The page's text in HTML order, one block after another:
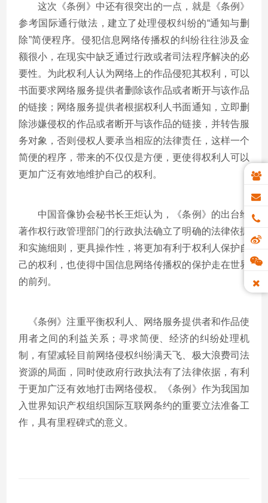
这次《条例》中还有很突出的一点，就是《条例》
参考国际通行做法，建立了处理侵权纠纷的“通知与删
除”简便程序。侵犯信息网络传播权的纠纷往往涉及金
额很小，在现实中缺乏通过行政或者司法程序解决的必
要性。为此权利人认为网络上的作品侵犯其权利，可以
书面要求网络服务提供者删除该作品或者断开与该作品
的链接；网络服务提供者根据权利人书面通知，立即删
除涉嫌侵权的作品或者断开与该作品的链接，并转告服
务对象，否则侵权人要承当相应的法律责任，这样一个
简便的程序，带来的不仅仅是方便，更使得权利人可以
更加广泛有效地维护自己的权利。
中国音像协会秘书长王炬认为，《条例》的出台给
著作权行政管理部门的行政执法确立了明确的法律依据
和实施细则，更具操作性，将更加有利于权利人保护自
己的权利，也使得中国信息网络传播权的保护走在世界
的前列。
《条例》注重平衡权利人、网络服务提供者和作品使
用者之间的利益关系；寻求简便、经济的纠纷处理机
制，有望减轻目前网络侵权纠纷满天飞、极大浪费司法
资源的局面，同时使政府行政执法有了法律依据，有利
于更加广泛有效地打击网络侵权。《条例》作为我国加
入世界知识产权组织国际互联网条约的重要立法准备工
作，具有里程碑式的意义。